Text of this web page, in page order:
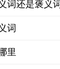
词还是褒义
词
里